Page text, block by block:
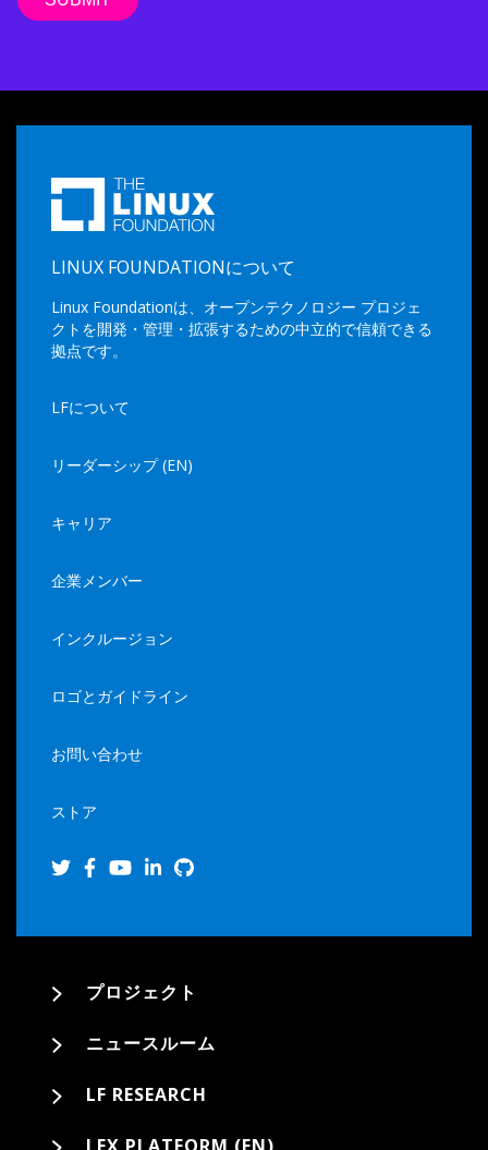
LINUX FOUNDATIONについて
Linux Foundationは、オープンテクノロジー プロジェ
クトを開発・管理・拡張するための中立的で信頼できる
拠点です。
LFについて
リーダーシップ (EN)
キャリア
企業メンバー
インクルージョン
ロゴとガイドライン
お問い合わせ
ストア
プロジェクト
ニュースルーム
LF RESEARCH